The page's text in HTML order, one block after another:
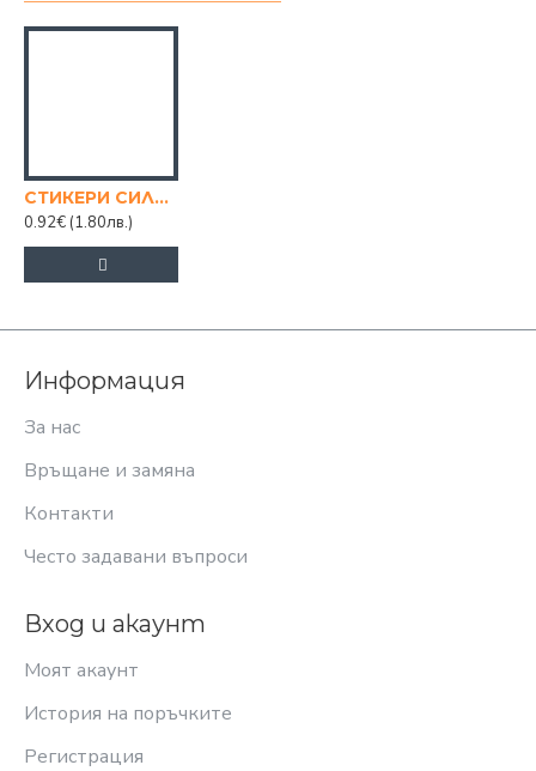
СТИКЕРИ СИЛИКОН ЧНГ РЕЛЕФ
0.92€ (1.80лв.)
Информация
За нас
Връщане и замяна
Контакти
Често задавани въпроси
Вход и акаунт
Моят акаунт
История на поръчките
Регистрация